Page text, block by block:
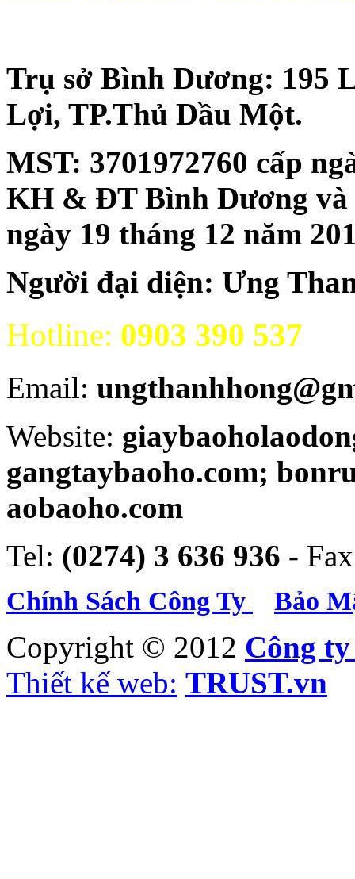
Trụ sở Bình Dương: 195
Lợi, TP.Thủ Dầu Một.
MST: 3701972760 cấp
KH & ĐT Bình Dương
ngày 19 tháng 12 năm
Người đại diện: Ưng
Hotline: 0903 390 537
Email:
Website:
gangtaybaoho.com;
aobaoho.com
Tel: (0274) 3 636 936 -
Chính Sách Công Ty Bảo
Copyright © 2012 Công
Thiết kế web: TRUST.vn